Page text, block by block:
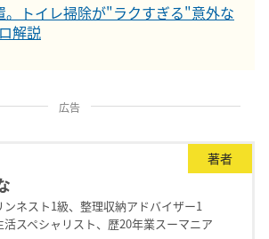
。トイレ掃除が"ラクすぎる"意外な
解説
広告
著者
ンネスト1級、整理収納アドバイザー1
活スペシャリスト、歴20年業スーマニア